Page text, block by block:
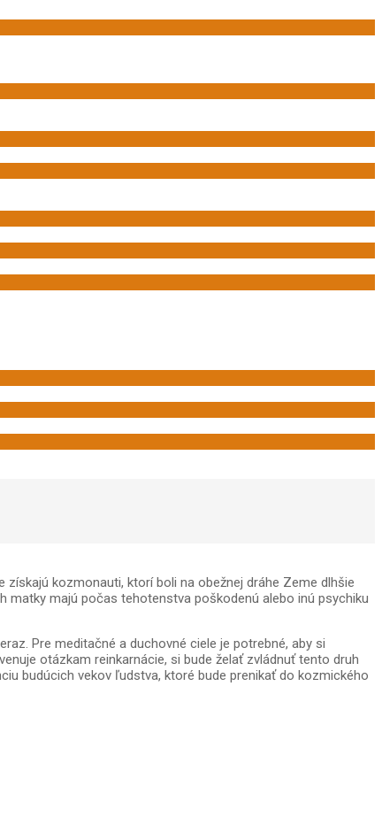
kozmonauti, ktorí boli na obežnej dráhe Zeme dlhšie
majú počas tehotenstva poškodenú alebo inú psychiku
Pre meditačné a duchovné ciele je potrebné, aby si
otázkam reinkarnácie, si bude želať zvládnuť tento druh
budúcich vekov ľudstva, ktoré bude prenikať do kozmického